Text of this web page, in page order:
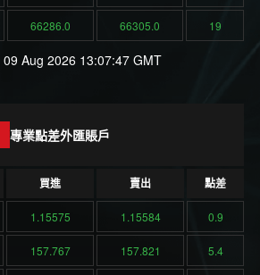
66286.0 66305.0 19
09 Aug 2026 13:07:47 GMT
專業點差外匯賬戶
買進 賣出 點差
1.15575 1.15584 0.9
157.767 157.821 5.4